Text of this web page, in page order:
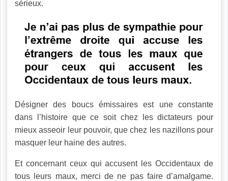
sérieux.
Désigner des boucs émissaires est une constante
dans l’histoire que ce soit chez les dictateurs pour
mieux asseoir leur pouvoir, que chez les nazillons pour
masquer leur haine des autres.
Et concernant ceux qui accusent les Occidentaux de
tous leurs maux, merci de ne pas faire d’amalgame.